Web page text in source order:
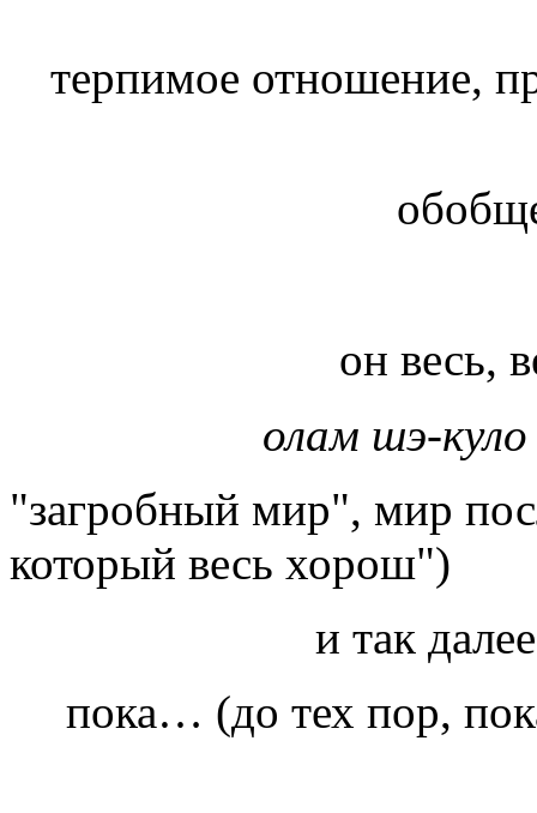
терпимое отношение,
он весь,
олам шэ-
"загробный мир", мир
который весь хорош")
и так
пока… (до тех пор,